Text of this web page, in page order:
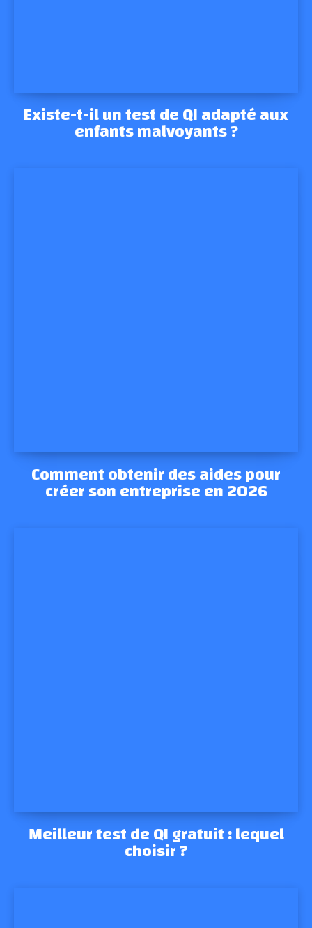
Existe-t-il un test de QI adapté aux
enfants malvoyants ?
Comment obtenir des aides pour
créer son entreprise en 2026
Meilleur test de QI gratuit : lequel
choisir ?